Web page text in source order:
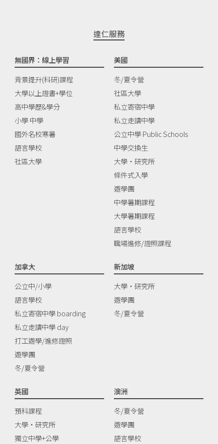
達仁服務
無國界：線上學習
背景提升(科研)課程
大學以上證書+學位
高中學歷&學分
小學 中學
國外名校寒暑
語言學校
社區大學
美國
冬/夏令營
社區大學
私立寄宿中學
私立走讀中學
公立中學 Public Schools
中學交換生
大學‧研究所
條件式入學
遊學團
中學暑期課程
大學暑期課程
語言學校
職場進修/證照課程
加拿大
公立中/小學
語言學校
私立寄宿中學 boarding
私立走讀中學 day
打工遊學/進修證照
遊學團
冬/夏令營
新加坡
大學‧研究所
遊學團
冬/夏令營
英國
預科課程
大學‧研究所
獨立中學+公學
澳洲
冬/夏令營
遊學團
語言學校